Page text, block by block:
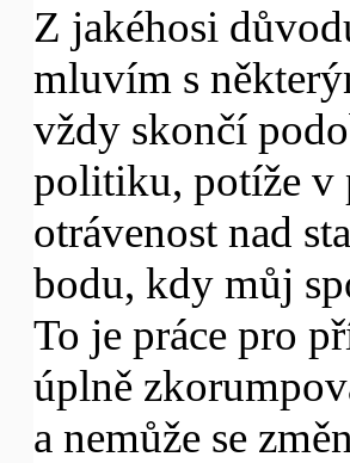
Z jakéhosi
mluvím s
vždy skončí
politiku, potíže v
otrávenost nad
bodu, kdy můj
To je práce pro
úplně
a nemůže se